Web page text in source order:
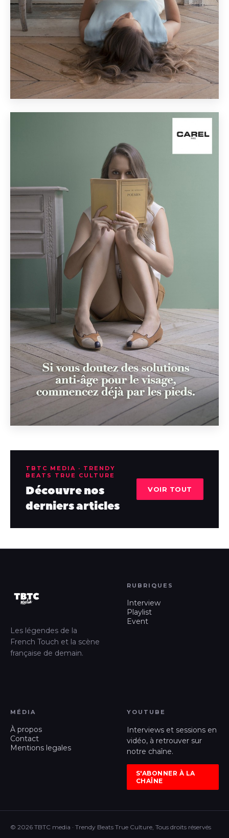
TBTC MEDIA · TRENDY
BEATS TRUE CULTURE
Découvre nos
derniers articles
VOIR TOUT
Les légendes de la
French Touch et la scène
française de demain.
RUBRIQUES
Interview
Playlist
Event
MÉDIA
À propos
Contact
Mentions legales
YOUTUBE
Interviews et sessions en
vidéo, à retrouver sur
notre chaîne.
S'ABONNER À LA
CHAÎNE
© 2026 TBTC media · Trendy Beats True Culture, Tous droits réservés